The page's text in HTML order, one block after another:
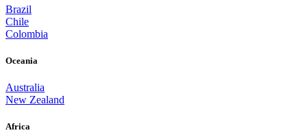
Brazil
Chile
Colombia
Oceania
Australia
New Zealand
Africa